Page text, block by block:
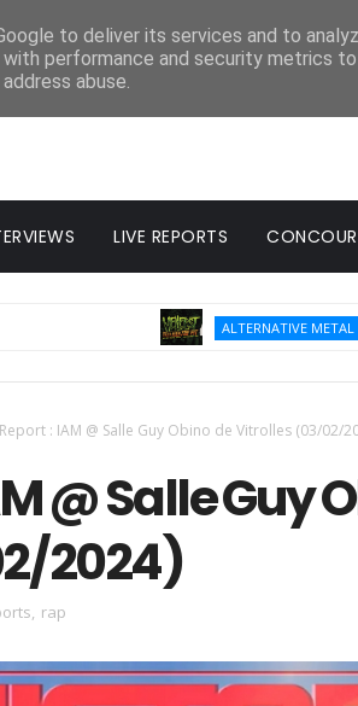
LIVE REPORTS
ALTERNATIVE METAL Live
: IAM @ Salle Guy Obino de Vitrolles (03/02/
@ Salle Guy
2024)
, rap
to deliver its services and to
with performance and security metrics
abuse.